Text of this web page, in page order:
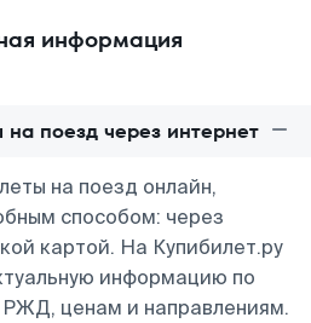
информация
поезд через интернет
на поезд онлайн,
способом: через
картой. На Купибилет.ру
информацию по
ценам и направлениям.